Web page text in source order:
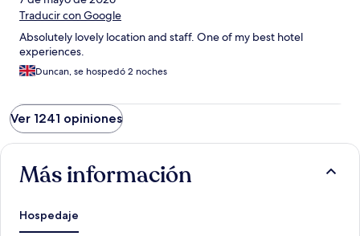
Traducir con Google
Absolutely lovely location and staff. One of my best hotel
experiences.
Duncan, se hospedó 2 noches
Ver 1241 opiniones
Más información
Hospedaje